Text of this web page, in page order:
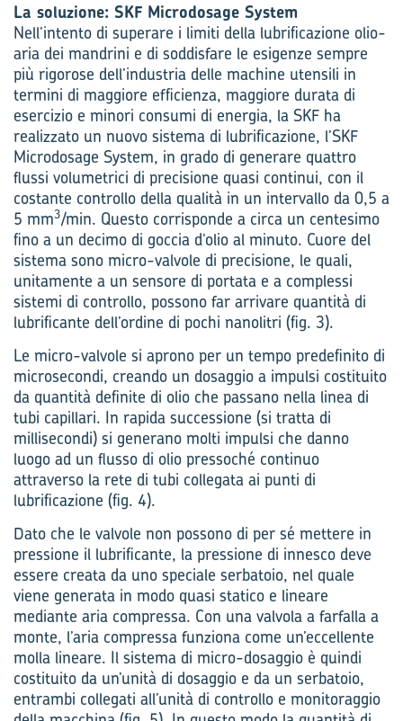
La soluzione: SKF Microdosage System
Nell’intento di superare i limiti della lubrificazione olio-
aria dei mandrini e di soddisfare le esigenze sempre
più rigorose dell’industria delle machine utensili in
termini di maggiore efficienza, maggiore durata di
esercizio e minori consumi di energia, la SKF ha
realizzato un nuovo sistema di lubrificazione, l’SKF
Microdosage System, in grado di generare quattro
flussi volumetrici di precisione quasi continui, con il
costante controllo della qualità in un intervallo da 0,5 a
5 mm3/min. Questo corrisponde a circa un centesimo
fino a un decimo di goccia d’olio al minuto. Cuore del
sistema sono micro-valvole di precisione, le quali,
unitamente a un sensore di portata e a complessi
sistemi di controllo, possono far arrivare quantità di
lubrificante dell’ordine di pochi nanolitri (fig. 3).
Le micro-valvole si aprono per un tempo predefinito di
microsecondi, creando un dosaggio a impulsi costituito
da quantità definite di olio che passano nella linea di
tubi capillari. In rapida successione (si tratta di
millisecondi) si generano molti impulsi che danno
luogo ad un flusso di olio pressoché continuo
attraverso la rete di tubi collegata ai punti di
lubrificazione (fig. 4).
Dato che le valvole non possono di per sé mettere in
pressione il lubrificante, la pressione di innesco deve
essere creata da uno speciale serbatoio, nel quale
viene generata in modo quasi statico e linea­re
mediante aria compressa. Con una valvola a farfalla a
monte, l’aria compressa funziona come un’eccellente
molla lineare. Il sistema di micro-dosaggio è quindi
costituito da un’unità di dosaggio e da un serbatoio,
entrambi collegati all’unità di controllo e monitoraggio